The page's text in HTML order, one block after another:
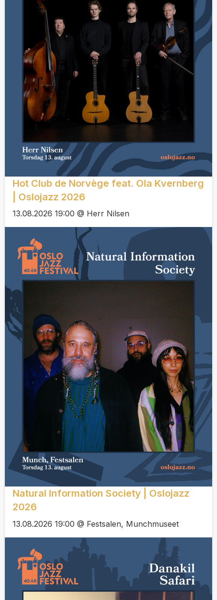
Hot Club de Norvège feat. Ola Kvernberg
| Oslojazz 2026
13.08.2026 19:00 @ Herr Nilsen
Natural Information Society | Oslojazz
2026
13.08.2026 19:00 @ Festsalen, Munchmuseet